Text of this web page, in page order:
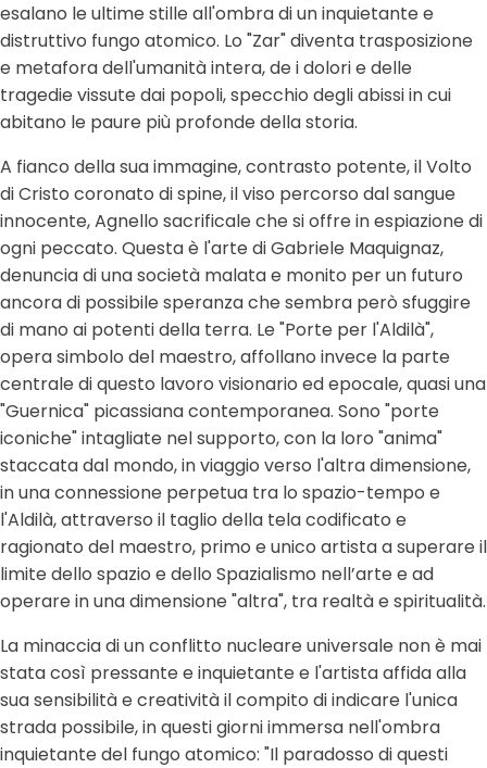
esalano le ultime stille all'ombra di un inquietante e
distruttivo fungo atomico. Lo "Zar" diventa trasposizione
e metafora dell'umanità intera, de i dolori e delle
tragedie vissute dai popoli, specchio degli abissi in cui
abitano le paure più profonde della storia.
A fianco della sua immagine, contrasto potente, il Volto
di Cristo coronato di spine, il viso percorso dal sangue
innocente, Agnello sacrificale che si offre in espiazione di
ogni peccato. Questa è l'arte di Gabriele Maquignaz,
denuncia di una società malata e monito per un futuro
ancora di possibile speranza che sembra però sfuggire
di mano ai potenti della terra. Le "Porte per l'Aldilà",
opera simbolo del maestro, affollano invece la parte
centrale di questo lavoro visionario ed epocale, quasi una
"Guernica" picassiana contemporanea. Sono "porte
iconiche" intagliate nel supporto, con la loro "anima"
staccata dal mondo, in viaggio verso l'altra dimensione,
in una connessione perpetua tra lo spazio-tempo e
l'Aldilà, attraverso il taglio della tela codificato e
ragionato del maestro, primo e unico artista a superare il
limite dello spazio e dello Spazialismo nell’arte e ad
operare in una dimensione "altra", tra realtà e spiritualità.
La minaccia di un conflitto nucleare universale non è mai
stata così pressante e inquietante e l'artista affida alla
sua sensibilità e creatività il compito di indicare l'unica
strada possibile, in questi giorni immersa nell'ombra
inquietante del fungo atomico: "Il paradosso di questi